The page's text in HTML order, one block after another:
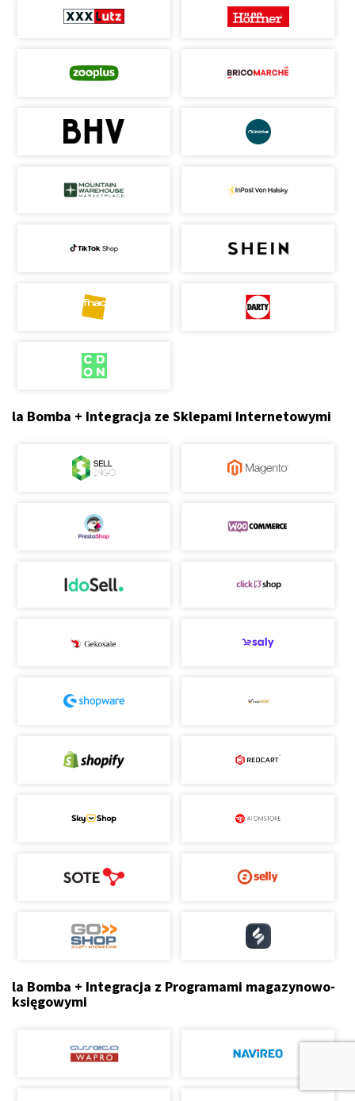
la Bomba + Integracja ze Sklepami Internetowymi
la Bomba + Integracja z Programami magazynowo-
księgowymi